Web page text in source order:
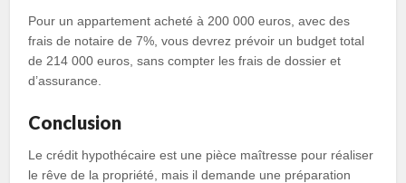
Pour un appartement acheté à 200 000 euros, avec des
frais de notaire de 7%, vous devrez prévoir un budget total
de 214 000 euros, sans compter les frais de dossier et
d’assurance.
Conclusion
Le crédit hypothécaire est une pièce maîtresse pour réaliser
le rêve de la propriété, mais il demande une préparation